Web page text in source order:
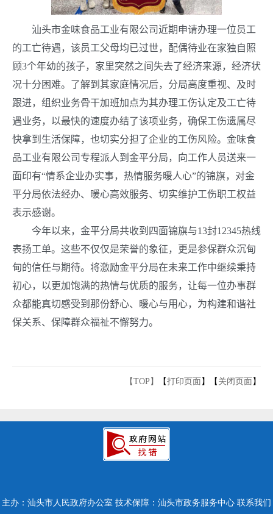
汕头市金味食品工业有限公司近期申请办理一位员工
的工亡待遇，该员工父母均已过世，配偶待业在家独自照
顾3个年幼的孩子，家里突然之间失去了经济来源，经济状
况十分困难。了解到其家庭情况后，分局高度重视、及时
跟进，组织业务骨干加班加点为其办理工伤认定及工亡待
遇业务，以最快的速度办结了该项业务，确保工伤遗属尽
快拿到生活保障，也切实分担了企业的工伤风险。金味食
品工业有限公司专程派人到金平分局，向工作人员送来一
面印有“情系企业办实事，热情服务暖人心”的锦旗，对金
平分局依法经办、暖心高效服务、切实维护工伤职工权益
表示感谢。
今年以来，金平分局共收到四面锦旗与13封12345热线
表扬工单。这些不仅仅是荣誉的象征，更是参保群众沉甸
甸的信任与期待。将激励金平分局在未来工作中继续秉持
初心，以更加饱满的热情与优质的服务，让每一位办事群
众都能真切感受到那份舒心、暖心与用心，为构建和谐社
保关系、保障群众福祉不懈努力。
【TOP】 【打印页面 】【 关闭页面 】
主办：汕头市人民政府办公室 技术保障：汕头市政务服务中心 联系我们